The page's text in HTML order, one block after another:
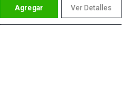
Ver Detalles